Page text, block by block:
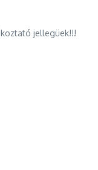
jellegüek!!!